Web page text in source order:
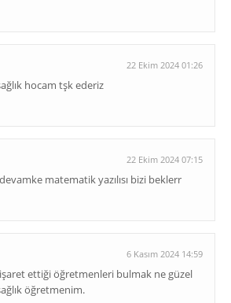
22 Ekim 2024 01:26
hocam tşk ederiz
22 Ekim 2024 07:15
matematik yazılısı bizi beklerr
6 Kasım 2024 14:59
ettiği öğretmenleri bulmak ne güzel
öğretmenim.